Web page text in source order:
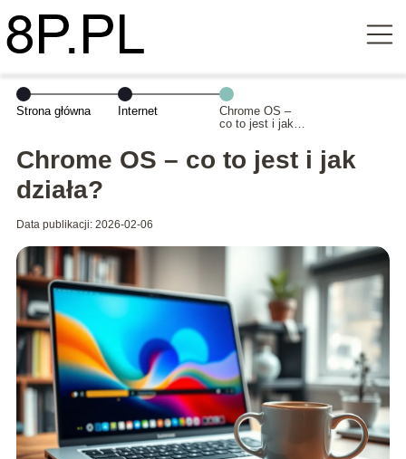
Strona główna Internet
Chrome OS –
co to jest i jak
Chrome OS – co to jest i jak
działa?
Data publikacji: 2026-02-06